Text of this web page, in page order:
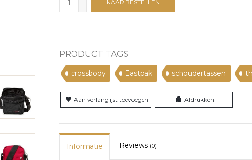
-
NAAR BESTELLEN
PRODUCT TAGS
crossbody Eastpak schoudertassen
Aan verlanglijst toevoegen Afdrukken
Informatie Reviews (0)